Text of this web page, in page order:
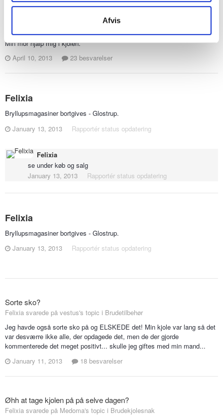
Afvis
Hvem hjalp/hjælper jer i kjolen?
Min mor hjalp mig i kjolen.
April 10, 2013
23 besvarelser
Felixia
Bryllupsmagasiner bortgives - Glostrup.
January 13, 2013
Rapportér status opdatering
Felixia
se under køb og salg
January 13, 2013
Rapportér status opdatering
Felixia
Bryllupsmagasiner bortgives - Glostrup.
January 13, 2013
Rapportér status opdatering
Sorte sko?
Felixia svarede på vestus's topic i Brudetilbehør
Jeg havde også sorte sko på og ELSKEDE det! Min kjole var lang så det
var desværre ikke alle, der opdagede det, men de der gjorde
kommenterede det meget positivt... skulle jeg giftes med min mand...
January 11, 2013
18 besvarelser
Øhh at tage kjolen på på selve dagen?
Felixia svarede på Medoma's topic i Brudekjolesnak